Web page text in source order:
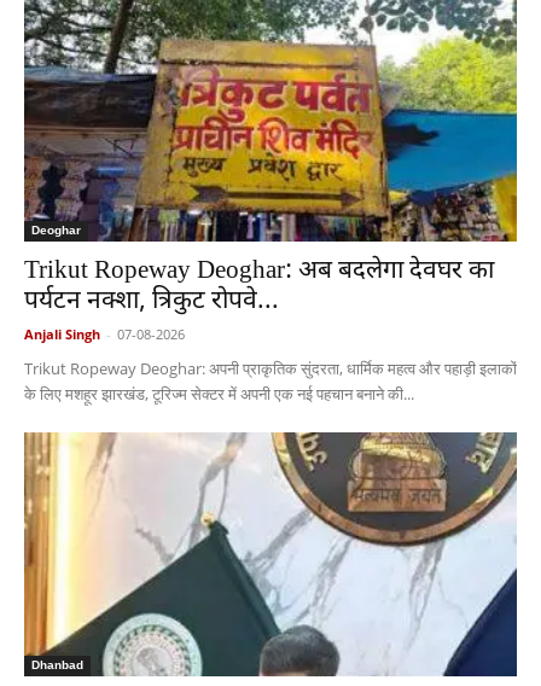
Deoghar
Trikut Ropeway Deoghar: अब बदलेगा देवघर का
पर्यटन नक्शा, त्रिकुट रोपवे...
Anjali Singh - 07-08-2026
Trikut Ropeway Deoghar: अपनी प्राकृतिक सुंदरता, धार्मिक महत्व और पहाड़ी इलाकों
के लिए मशहूर झारखंड, टूरिज्म सेक्टर में अपनी एक नई पहचान बनाने की...
Dhanbad